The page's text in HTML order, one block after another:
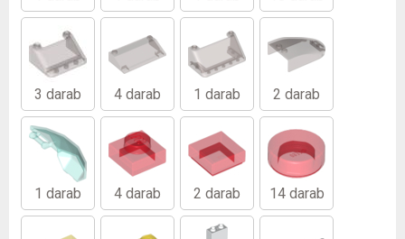
3 darab 4 darab 1 darab 2 darab
1 darab 4 darab 2 darab 14 darab